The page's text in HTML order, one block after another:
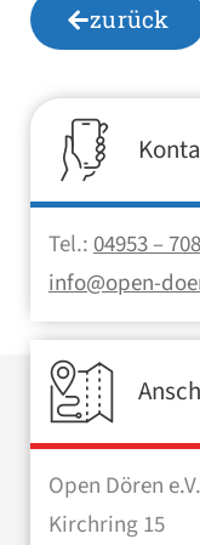
zurück
Tel.:04953 –
info@open-
Open Dören e.V.
Kirchring 15